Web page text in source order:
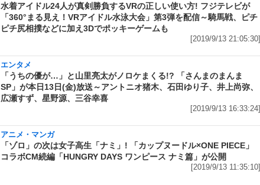
水着アイドル24人が真剣勝負するVRの正しい使い方! フジテレビが
「360°まる見え！VRアイドル水泳大会」第3弾を配信～騎馬戦、ピチ
ピチ尻相撲などに加え3Dでポッキーゲームも
[2019/9/13 21:05:30]
エンタメ
「うちの優が…」と山里亮太がノロケまくる!? 「さんまのまんま
SP」が本日13日(金)放送～アントニオ猪木、石田ゆり子、井上尚弥、
広瀬すず、星野源、三谷幸喜
[2019/9/13 16:33:24]
アニメ・マンガ
「ゾロ」の次は女子高生「ナミ」! 「カップヌードル×ONE PIECE」
コラボCM続編「HUNGRY DAYS ワンピース ナミ篇」が公開
[2019/9/13 11:35:10]